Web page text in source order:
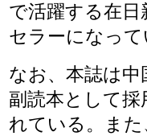
で活躍する在日
セラーになって
なお、本誌は中
副読本として採
れている。また